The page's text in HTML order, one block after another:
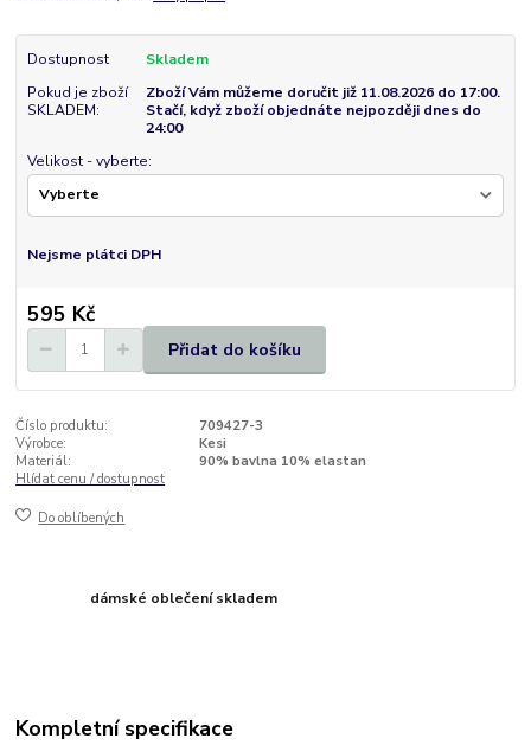
Dostupnost
Skladem
Pokud je zboží
SKLADEM:
Zboží Vám můžeme doručit již 11.08.2026 do 17:00.
Stačí, když zboží objednáte nejpozději dnes do
24:00
Velikost - vyberte:
Nejsme plátci DPH
595 Kč
Přidat do košíku
Číslo produktu:
709427-3
Výrobce:
Kesi
Materiál:
90% bavlna 10% elastan
Hlídat cenu / dostupnost
Do oblíbených
dámské oblečení skladem
Kompletní specifikace